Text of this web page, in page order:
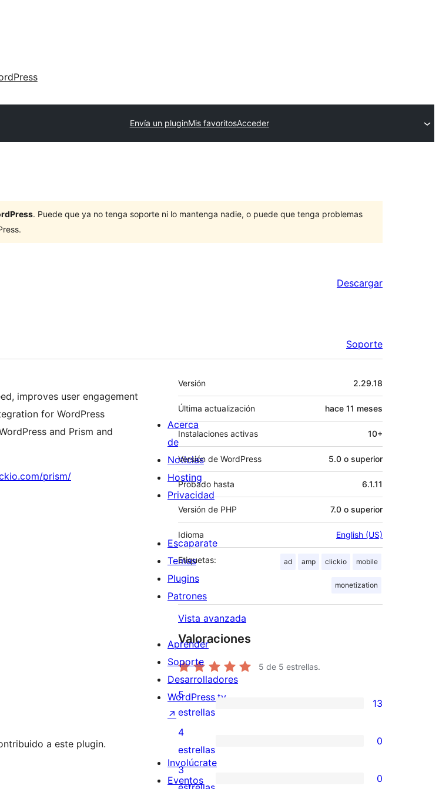
Envía un pluginMis favoritosAcceder
. Puede que ya no tenga soporte ni lo mantenga nadie, o puede que tenga problemas
Descargar
Soporte
improves user engagement
for WordPress
and Prism and
prism/
a este plugin.
Meta
Versión 2.29.18
Última actualización hace 11 meses
Instalaciones activas 10+
Versión de WordPress 5.0 o superior
Probado hasta 6.1.11
Versión de PHP 7.0 o superior
Idioma English (US)
Etiquetas: ad amp clickio mobile
monetization
Vista avanzada
Valoraciones
5 de 5 estrellas.
13
valoraciones
de
5
estrellas
5
estrellas
13
0
valoraciones
de
4
estrellas
0
0
3
0
Acerca
de
Noticias
Hosting
Privacidad
Escaparate
Temas
Plugins
Patrones
Aprender
Soporte
Desarrolladores
WordPress.tv
↗
Involúcrate
Eventos